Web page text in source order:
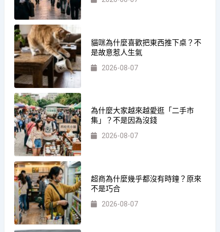
貓咪為什麼喜歡把東西推下桌？不
是故意惹人生氣
2026-08-07
為什麼大家越來越愛逛「二手市
集」？不是因為沒錢
2026-08-07
超商為什麼幾乎都沒有時鐘？原來
不是巧合
2026-08-07